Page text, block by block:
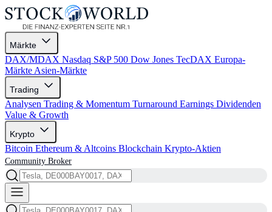
Märkte
DAX/MDAX Nasdaq S&P 500 Dow Jones TecDAX Europa-
Märkte Asien-Märkte
Trading
Analysen Trading & Momentum Turnaround Earnings Dividenden
Value & Growth
Krypto
Bitcoin Ethereum & Altcoins Blockchain Krypto-Aktien
Community Broker